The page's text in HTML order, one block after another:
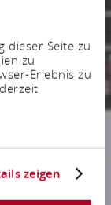
dieser Seite zu
zu
Erlebnis zu
zeigen